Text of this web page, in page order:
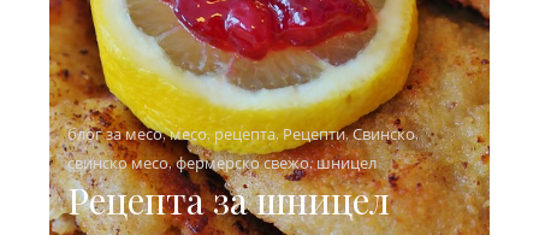
блог за месо,месо,рецепта,Рецепти,Свинско,
свинско месо,фермерско свежо,шницел
Рецепта за шницел